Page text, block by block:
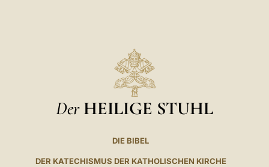
Der HEILIGE STUHL
DIE BIBEL
DER KATECHISMUS DER KATHOLISCHEN KIRCHE